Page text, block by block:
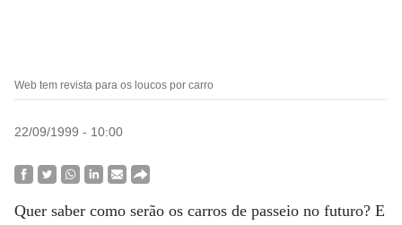
Web tem revista para os loucos por carro
22/09/1999 - 10:00
Quer saber como serão os carros de passeio no futuro? E